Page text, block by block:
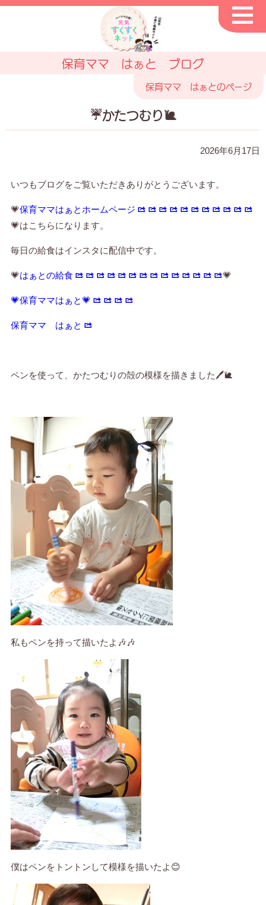
保育ママ はぁと ブログ
保育ママ はぁとのページ
☔かたつむり🐌
2026年6月17日
いつもブログをご覧いただきありがとうございます。
💗保育ママはぁとホームページ
💗はこちらになります。
毎日の給食はインスタに配信中です。
💗はぁとの給食 💗
💗保育ママはぁと💗
保育ママ はぁと
ペンを使って、かたつむりの殻の模様を描きました🖊️🐌
私もペンを持って描いたよ🎶🎶
僕はペンをトントンして模様を描いたよ😊